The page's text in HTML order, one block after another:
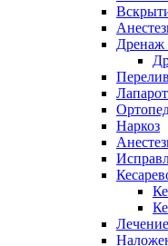
Наркоз